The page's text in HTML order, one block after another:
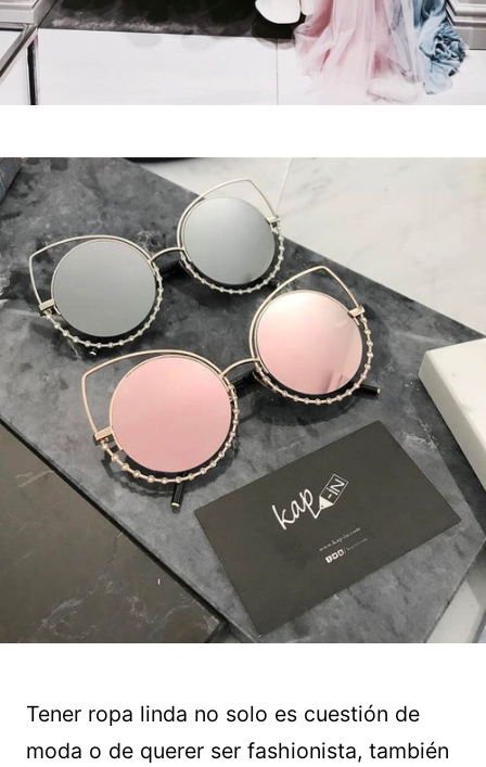
Tener ropa linda no solo es cuestión de
moda o de querer ser fashionista, también